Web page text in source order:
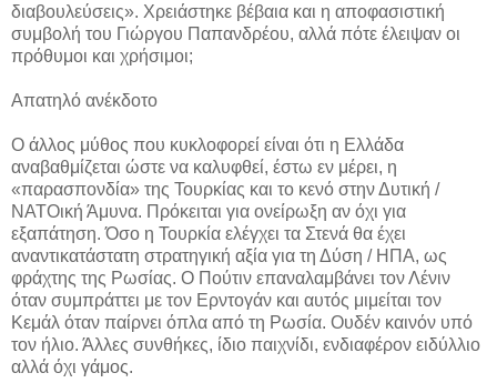
διαβουλεύσεις». Χρειάστηκε βέβαια και η αποφασιστική
συμβολή του Γιώργου Παπανδρέου, αλλά πότε έλειψαν οι
πρόθυμοι και χρήσιμοι;
Απατηλό ανέκδοτο
Ο άλλος μύθος που κυκλοφορεί είναι ότι η Ελλάδα
αναβαθμίζεται ώστε να καλυφθεί, έστω εν μέρει, η
«παρασπονδία» της Τουρκίας και το κενό στην Δυτική /
ΝΑΤΟική Άμυνα. Πρόκειται για ονείρωξη αν όχι για
εξαπάτηση. Όσο η Τουρκία ελέγχει τα Στενά θα έχει
αναντικατάστατη στρατηγική αξία για τη Δύση / ΗΠΑ, ως
φράχτης της Ρωσίας. Ο Πούτιν επαναλαμβάνει τον Λένιν
όταν συμπράττει με τον Ερντογάν και αυτός μιμείται τον
Κεμάλ όταν παίρνει όπλα από τη Ρωσία. Ουδέν καινόν υπό
τον ήλιο. Άλλες συνθήκες, ίδιο παιχνίδι, ενδιαφέρον ειδύλλιο
αλλά όχι γάμος.